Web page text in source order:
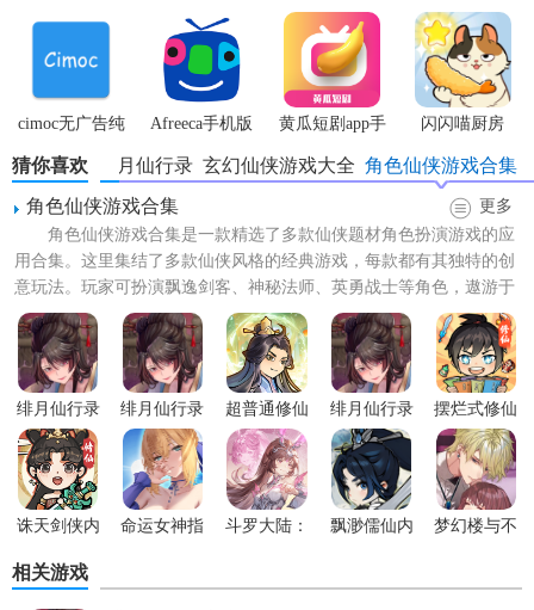
的游戏进度和资源。
4. 存档与读档：为了避免资源浪费和进度丢失，玩家需要善
用存档功能。在游戏过程中，玩家可以随时点击存档按钮保
通过读档功能回到之前的存档点。
绯月仙行录手机版玩法
1. 主线任务：玩家需要按照游戏设定的主线任务进行探索和
冒险，通过完成任务来获取经验和奖励，逐步提升自己的修
为。
2. 支线任务：除了主线任务外，游戏中还设有丰富的支线任
务。这些任务不仅可以帮助玩家获取更多的经验和奖励，还
能让玩家更深入地了解仙侠世界的背景和故事。
3. 秘境探险：秘境是游戏中的重要探险场所，玩家可以在秘
境中挑战各种强大的怪物和BOSS，获取丰厚的奖励和稀有装
备。
体验服
无限
cimoc无广告纯
净版
Afreeca手机版
黄瓜短剧app手
机版
闪闪喵厨房
猜你喜欢 角色仙侠游戏合集
玄幻仙侠游戏大全
绯月仙行录
角色仙侠游戏合集
更多
角色仙侠游戏合集是一款精选了多款仙侠题材角色扮演游戏的应
用合集。这里集结了多款仙侠风格的经典游戏，每款都有其独特的创
意玩法。玩家可扮演飘逸剑客、神秘法师、英勇战士等角色，遨游于
仙侠世界的壮丽山川，历经...
绯月仙行录
安卓版
绯月仙行录
手机版
超普通修仙
模拟器免广
告版
绯月仙行录
游戏
摆烂式修仙
内置菜单版
诛天剑侠内
命运女神指
斗罗大陆：
飘渺儒仙内
梦幻楼与不
相关游戏